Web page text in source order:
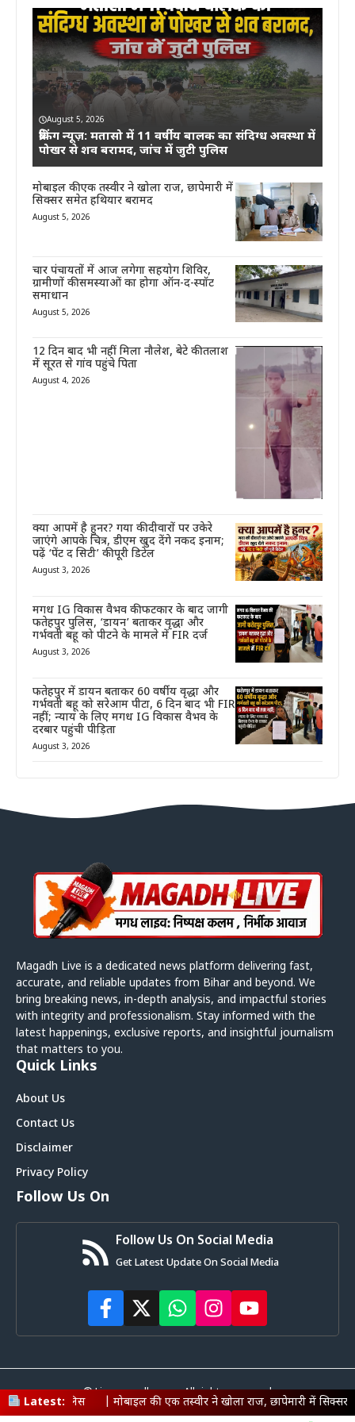
August 5, 2026
ब्रेकिंग न्यूज़: मतासो में 11 वर्षीय बालक का संदिग्ध अवस्था में
पोखर से शव बरामद, जांच में जुटी पुलिस
मोबाइल की एक तस्वीर ने खोला राज, छापेमारी में
सिक्सर समेत हथियार बरामद
August 5, 2026
चार पंचायतों में आज लगेगा सहयोग शिविर,
ग्रामीणों की समस्याओं का होगा ऑन-द-स्पॉट
समाधान
August 5, 2026
12 दिन बाद भी नहीं मिला नौलेश, बेटे की तलाश
में सूरत से गांव पहुंचे पिता
August 4, 2026
क्या आपमें है हुनर? गया की दीवारों पर उकेरे
जाएंगे आपके चित्र, डीएम खुद देंगे नकद इनाम;
पढ़ें ‘पेंट द सिटी’ की पूरी डिटेल
August 3, 2026
मगध IG विकास वैभव की फटकार के बाद जागी
फतेहपुर पुलिस, ‘डायन’ बताकर वृद्धा और
गर्भवती बहू को पीटने के मामले में FIR दर्ज
August 3, 2026
फतेहपुर में डायन बताकर 60 वर्षीय वृद्धा और
गर्भवती बहू को सरेआम पीटा, 6 दिन बाद भी FIR
नहीं; न्याय के लिए मगध IG विकास वैभव के
दरबार पहुंची पीड़िता
August 3, 2026
Latest:
|मोबाइल की एक तस्वीर ने खोला राज, छापेमारी में सिक्सर समेत हथियार बरामद
Magadh Live is a dedicated news platform delivering fast,
accurate, and reliable updates from Bihar and beyond. We
bring breaking news, in-depth analysis, and impactful stories
with integrity and professionalism. Stay informed with the
latest happenings, exclusive reports, and insightful journalism
that matters to you.
Quick Links
About Us
Contact Us
Disclaimer
Privacy Policy
Follow Us On
Follow Us On Social Media
Get Latest Update On Social Media
© Livemagadh.com • All rights reserved